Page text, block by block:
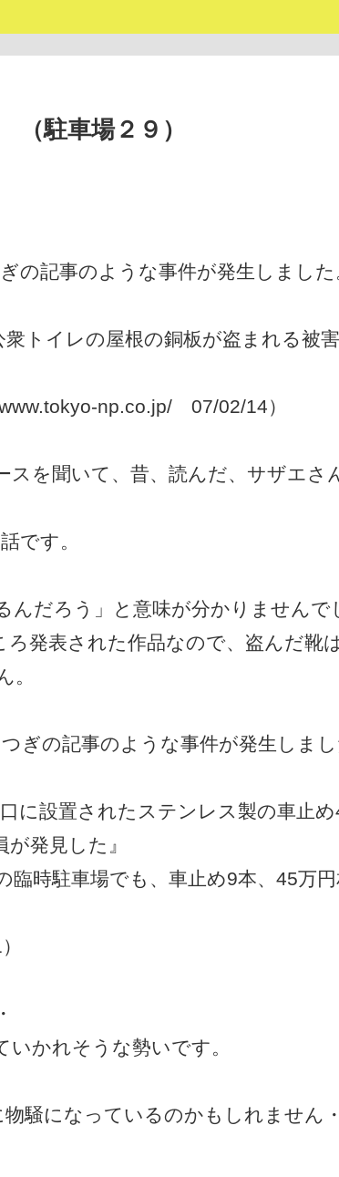
駐車場２９）
の記事のような事件が発生しました
衆トイレの屋根の銅板が盗まれる被
np.co.jp/ 07/02/14）
を聞いて、昔、読んだ、サザエさ
です。
んだろう」と意味が分かりませんで
発表された作品なので、盗んだ靴
。
ぎの記事のような事件が発生しまし
に設置されたステンレス製の車止
発見した』
臨時駐車場でも、車止め9本、45万
かれそうな勢いです。
騒になっているのかもしれません